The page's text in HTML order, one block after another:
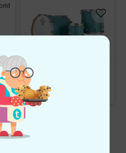
Dixon 22" Cornerstone Hybrid
Set QB
14 490 kr